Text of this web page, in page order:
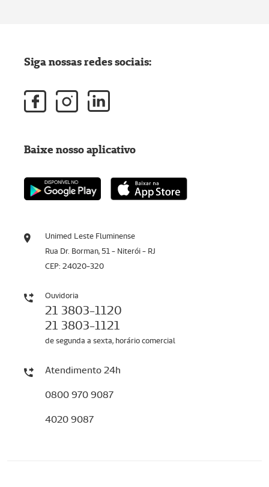
Unimed Leste Fluminense
Rua Dr. Borman, 51 - Niterói - RJ
CEP: 24020-320
Ouvidoria
21 3803-1120
21 3803-1121
de segunda a sexta, horário comercial
Atendimento 24h
0800 970 9087
4020 9087
Siga nossas redes sociais:
Baixe nosso aplicativo